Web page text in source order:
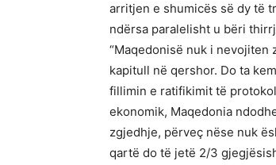
arritjen e shumicës së dy të
ndërsa paralelisht u bëri
“Maqedonisë nuk i nevojiten
kapitull në qershor. Do ta
fillimin e ratifikimit të
ekonomik, Maqedonia
zgjedhje, përveç nëse nuk
qartë do të jetë 2/3